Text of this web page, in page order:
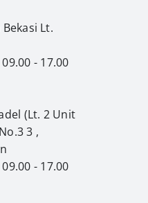
Lt.
09.00 - 17.00
(Lt. 2 Unit
3 ,
09.00 - 17.00